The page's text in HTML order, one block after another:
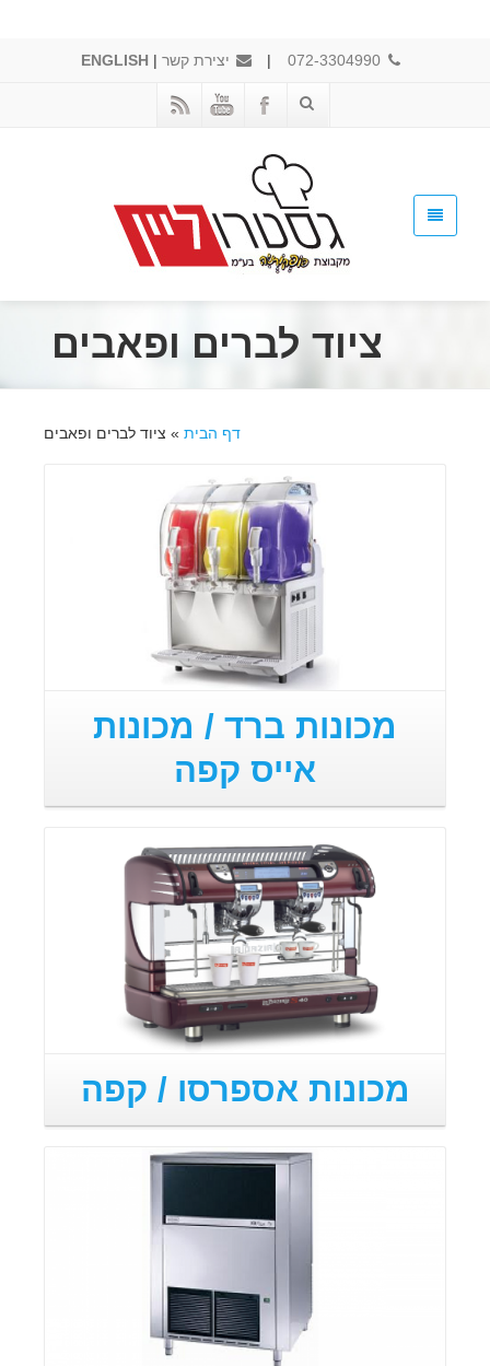
072-3304990
| יצירת קשר |
ENGLISH
ציוד לברים ופאבים
דף הבית » ציוד לברים ופאבים
מכונות ברד / מכונות
אייס קפה
מכונות אספרסו / קפה